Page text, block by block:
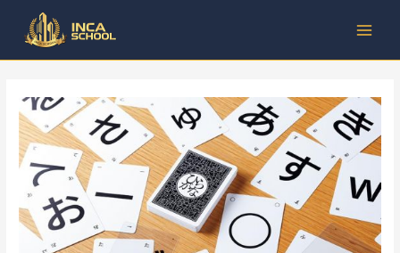
konten
navigation
Kategori